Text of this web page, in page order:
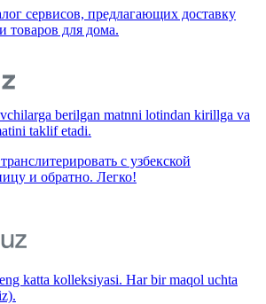
сервисов, предлагающих доставку
товаров для дома.
berilgan matnni lotindan kirillga va
taklif etadi.
с узбекской
и обратно. Легко!
katta kolleksiyasi. Har bir maqol uchta